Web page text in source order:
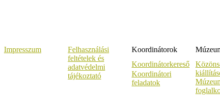
Impresszum
Felhasználási
feltételek és
adatvédelmi
tájékoztató
Koordinátorok
Koordinátorkereső
Koordinátori
feladatok